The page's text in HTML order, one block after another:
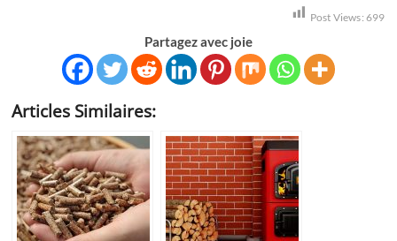
Post Views: 699
Partagez avec joie
Articles Similaires: